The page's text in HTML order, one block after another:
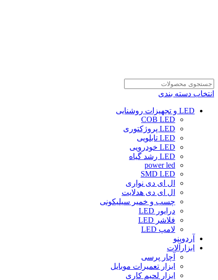
انتخاب دسته بندی
LED و تجهیزات روشنایی
COB LED
LED پروژکتوری
LED تابلویی
LED خودرویی
LED رشد گیاه
power led
SMD LED
ال ای دی نواری
ال ای دی هدلایت
چسب و خمیر سیلیکونی
درایور LED
فلاشر LED
لامپ LED
آردوینو
ابزارآلات
آچار پرسی
ابزار تعمیرات موبایل
ابزار لحیم کاری